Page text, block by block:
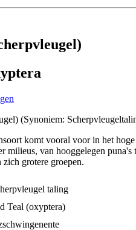
(Synoniem:
komt vooral voor in het
milieus, van hooggelegen
grotere groepen.
taling
Teal (oxyptera)